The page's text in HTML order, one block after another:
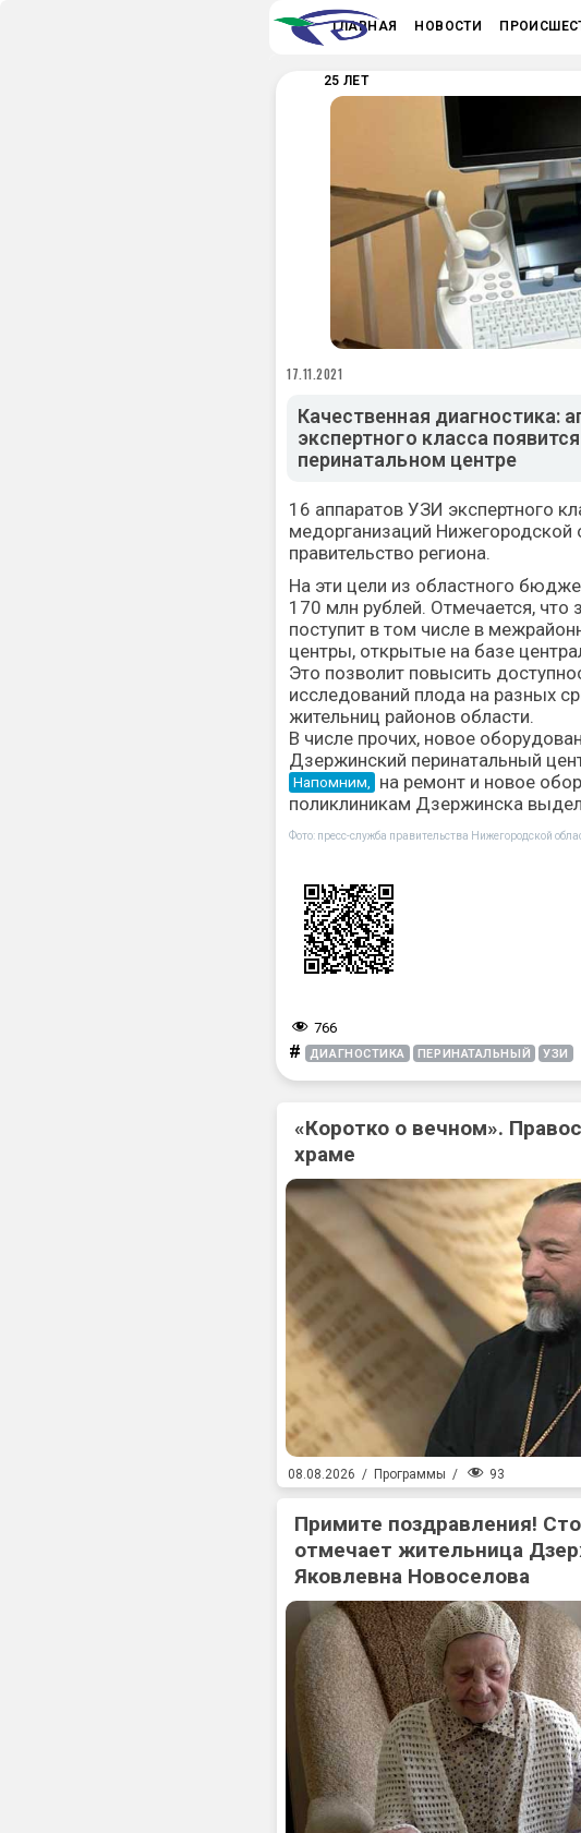
ГЛАВНАЯ НОВОСТИ
25 ЛЕТ
17.11.2021
Качественная диагностика:
экспертного класса
перинатальном центре
16 аппаратов УЗИ экспертного
медорганизаций Нижегородской
правительство региона.
На эти цели из областного
170 млн рублей. Отмечается, что
поступит в том числе в
центры, открытые на базе
Это позволит повысить
исследований плода на разных
жительниц районов области.
В числе прочих, новое
Дзержинский перинатальный
Напомним, на ремонт и новое
поликлиникам Дзержинска
Фото: пресс-служба правительства Нижегородской
766
# ДИАГНОСТИКА ПЕРИНАТАЛЬНЫЙ УЗИ
«Коротко о вечном».
храме
08.08.2026 / Программы / 93
Примите поздравления!
отмечает жительница
Яковлевна Новоселова